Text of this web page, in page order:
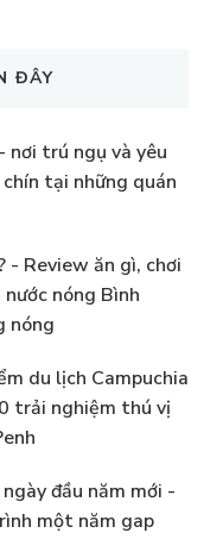
ĐÂY
trú ngụ và yêu
tại những quán
- Review ăn gì, chơi
nóng Bình
nóng
du lịch Campuchia
trải nghiệm thú vị
đầu năm mới -
một năm gap